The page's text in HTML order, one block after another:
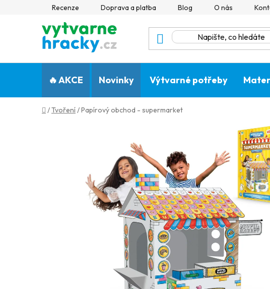
Recenze Doprava a platba Blog O nás
🔥 AKCE Novinky Výtvarné potřeby
Domů
/Tvoření/Papírový obchod - supermarket